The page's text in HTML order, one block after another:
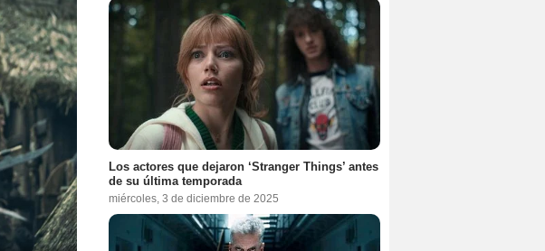
Los actores que dejaron ‘Stranger Things’ antes
de su última temporada
miércoles, 3 de diciembre de 2025